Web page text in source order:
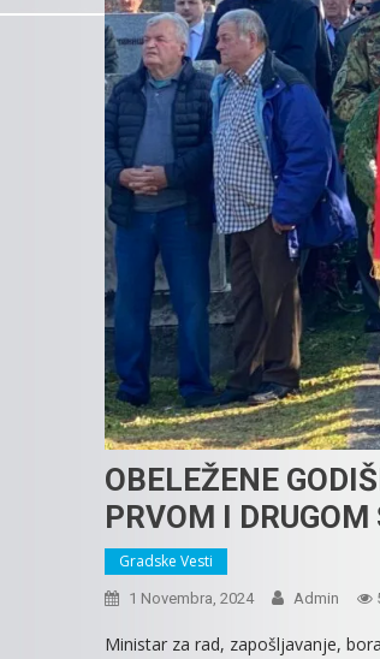
OBELEŽENE
PRVOM I
Gradske Vesti
1 Novembra, 2024 Admin
Ministar za rad, zapošljavanje,